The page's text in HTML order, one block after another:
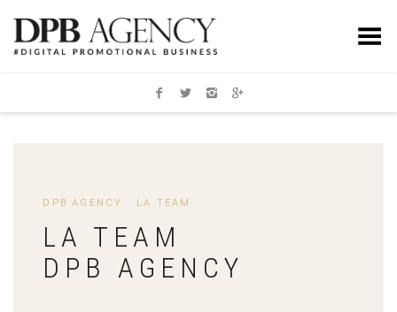
Toggle Menu
DPB AGENCY · LA TEAM
LA TEAM
DPB AGENCY